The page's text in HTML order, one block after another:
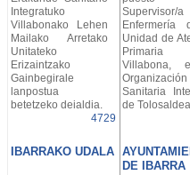
Integratuko
Villabonako Lehen
Mailako Arretako
Unitateko
Erizaintzako
Gainbegirale
lanpostua
betetzeko deialdia.
4729
Unidad de
Villabona,
Organización
Sanitaria
de
IBARRAKO UDALA
DE IBARRA